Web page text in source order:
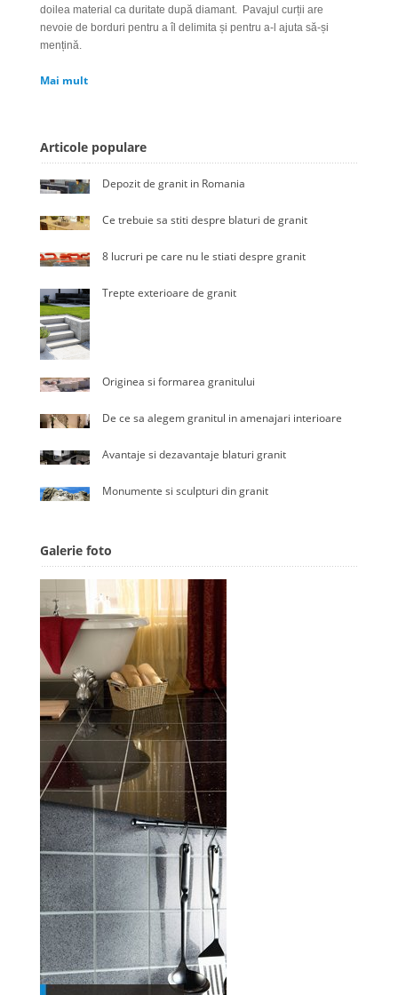
doilea material ca duritate după diamant. Pavajul curții are
nevoie de borduri pentru a îl delimita și pentru a-l ajuta să-și
mențină.
Mai mult
Articole populare
Depozit de granit in Romania
Ce trebuie sa stiti despre blaturi de granit
8 lucruri pe care nu le stiati despre granit
Trepte exterioare de granit
Originea si formarea granitului
De ce sa alegem granitul in amenajari interioare
Avantaje si dezavantaje blaturi granit
Monumente si sculpturi din granit
Galerie foto